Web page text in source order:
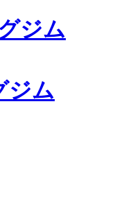
ジム